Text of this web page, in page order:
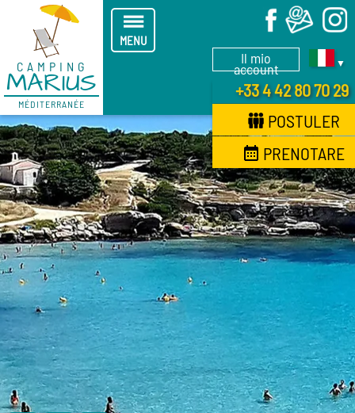
CAMPING
MARIUS
MÉDITERRANÉE
Il mio
account ▼
+33 4 42 80 70 29
POSTULER
PRENOTARE
MENU
X